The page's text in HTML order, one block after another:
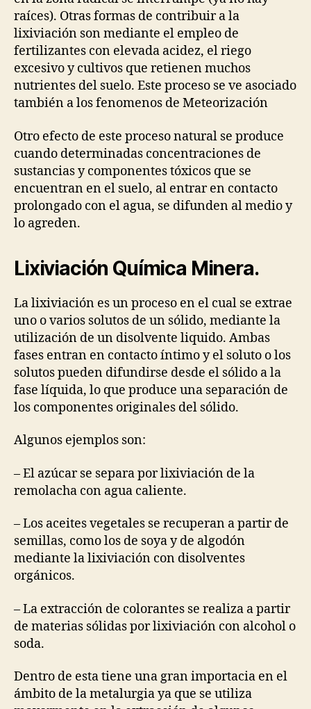
raíces). Otras formas de contribuir a la
lixiviación son mediante el empleo de
fertilizantes con elevada acidez, el riego
excesivo y cultivos que retienen muchos
nutrientes del suelo. Este proceso se ve asociado
también a los fenomenos de Meteorización
Otro efecto de este proceso natural se produce
cuando determinadas concentraciones de
sustancias y componentes tóxicos que se
encuentran en el suelo, al entrar en contacto
prolongado con el agua, se difunden al medio y
lo agreden.
Lixiviación Química Minera.
La lixiviación es un proceso en el cual se extrae
uno o varios solutos de un sólido, mediante la
utilización de un disolvente liquido. Ambas
fases entran en contacto íntimo y el soluto o los
solutos pueden difundirse desde el sólido a la
fase líquida, lo que produce una separación de
los componentes originales del sólido.
Algunos ejemplos son:
– El azúcar se separa por lixiviación de la
remolacha con agua caliente.
– Los aceites vegetales se recuperan a partir de
semillas, como los de soya y de algodón
mediante la lixiviación con disolventes
orgánicos.
– La extracción de colorantes se realiza a partir
de materias sólidas por lixiviación con alcohol o
soda.
Dentro de esta tiene una gran importacia en el
ámbito de la metalurgia ya que se utiliza